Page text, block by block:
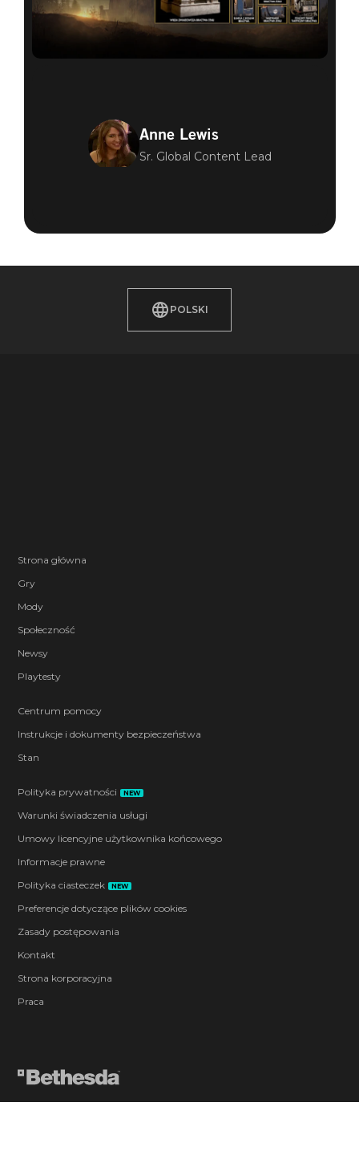
Anne Lewis
Sr. Global Content Lead
POLSKI
Strona główna
Gry
Mody
Społeczność
Newsy
Playtesty
Centrum pomocy
Instrukcje i dokumenty bezpieczeństwa
Stan
Polityka prywatności NEW
Warunki świadczenia usługi
Umowy licencyjne użytkownika końcowego
Informacje prawne
Polityka ciasteczek
NEW
Preferencje dotyczące plików cookies
Zasady postępowania
Kontakt
Strona korporacyjna
Praca